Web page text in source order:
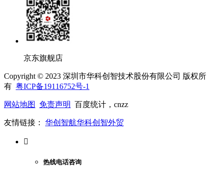
京东旗舰店
Copyright © 2023 深圳市华科创智技术股份有限公司 版权所
有 粤ICP备19116752号-1
网站地图 免责声明 百度统计，cnzz
友情链接： 华创智航华科创智外贸

热线电话咨询